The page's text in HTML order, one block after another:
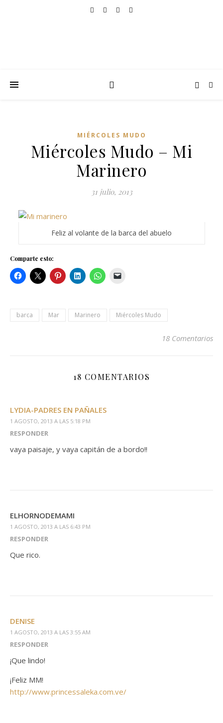
MIÉRCOLES MUDO
Miércoles Mudo – Mi
Marinero
31 julio, 2013
Feliz al volante de la barca del abuelo
Comparte esto:
barca Mar Marinero Miércoles Mudo
18 Comentarios
18 COMENTARIOS
LYDIA-PADRES EN PAÑALES
1 AGOSTO, 2013 A LAS 5:18 PM
RESPONDER
vaya paisaje, y vaya capitán de a bordo!!
ELHORNODEMAMI
1 AGOSTO, 2013 A LAS 6:43 PM
RESPONDER
Que rico.
DENISE
1 AGOSTO, 2013 A LAS 3:55 AM
RESPONDER
¡Que lindo!
¡Feliz MM!
http://www.princessaleka.com.ve/